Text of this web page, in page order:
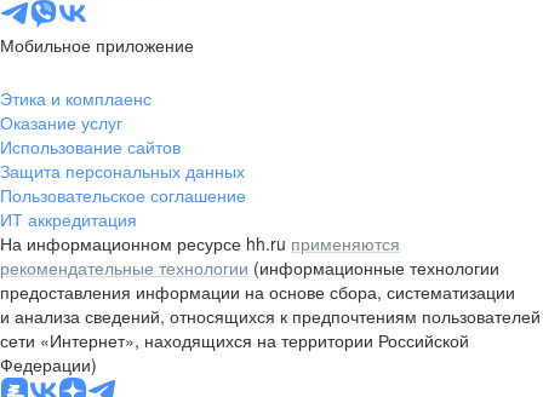
Мобильное приложение
Этика и комплаенс
Оказание услуг
Использование сайтов
Защита персональных данных
Пользовательское соглашение
ИТ аккредитация
На информационном ресурсе hh.ru применяются
рекомендательные технологии (информационные технологии
предоставления информации на основе сбора, систематизации
и анализа сведений, относящихся к предпочтениям пользователей
сети «Интернет», находящихся на территории Российской
Федерации)